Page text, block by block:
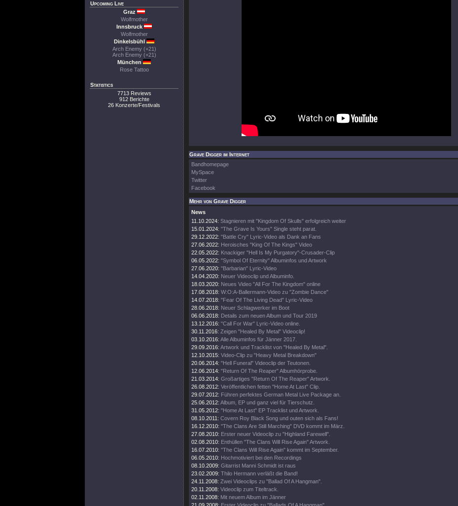
Upcoming Live
Graz
Wolfmother
Innsbruck
Wolfmother
Dinkelsbühl
Arch Enemy (+21)
Arch Enemy (+21)
München
Rose Tattoo
Statistics
7713 Reviews
912 Berichte
26 Konzerte/Festivals
Grave Digger im Internet
Bandhomepage
MySpace
Twitter
Facebook
Mehr von Grave Digger
News
11.10.2024: Stagnieren mit "Kingdom Of Skulls" erfolgreich weiter
15.01.2024: "The Grave Is Yours" Single steht parat.
29.12.2022: "Battle Cry" Lyric-Video als Dank an Fans
27.06.2022: Heroisches "King Of The Kings" Video
22.05.2022: Knackiger "Hell Is My Purgatory"-Crusader-Clip
06.05.2022: "Symbol Of Eternity" Albuminfos und Artwork
27.06.2020: "Barbarian" Lyric-Video
14.04.2020: Neuer Videoclip und Albuminfo.
18.03.2020: Neues Video "All For The Kingdom" online
17.08.2018: W:O:A-Ballermann-Video zu "Zombie Dance"
14.07.2018: "Fear Of The Living Dead" Lyric-Video
28.06.2018: Neuer Schlagwerker im Boot
06.06.2018: Details zum neuen Album und Tour 2019
13.12.2016: "Call For War" Lyric-Video online.
30.11.2016: Zeigen "Healed By Metal" Videoclip!
03.10.2016: Alle Albuminfos für Jänner 2017.
29.09.2016: Artwork und Tracklist von "Healed By Metal".
12.10.2015: Video-Clip zu "Heavy Metal Breakdown"
20.06.2014: "Hell Funeral" Videoclip der Teutonen.
12.06.2014: "Return Of The Reaper" Albumhörprobe.
21.03.2014: Großartiges "Return Of The Reaper" Artwork.
26.08.2012: Veröffentlichen fetten "Home At Last" Clip.
29.07.2012: Führen perfektes German Metal Live Package an.
25.06.2012: Album, EP und ganz viel für Tierschutz.
31.05.2012: "Home At Last" EP Tracklist und Artwork.
08.10.2011: Covern Roy Black Song und outen sich als Fans!
16.12.2010: "The Clans Are Still Marching" DVD kommt im März.
27.08.2010: Erster neuer Videoclip zu "Highland Farewell".
02.08.2010: Enthüllen "The Clans Will Rise Again" Artwork.
16.07.2010: "The Clans Will Rise Again" kommt im September.
06.05.2010: Hochmotiviert bei den Recordings
08.10.2009: Gitarrist Manni Schmidt ist raus
23.02.2009: Thilo Hermann verläßt die Band!
24.11.2008: Zwei Videoclips zu "Ballad Of A Hangman".
20.11.2008: Videoclip zum Titeltrack.
02.11.2008: Mit neuem Album im Jänner